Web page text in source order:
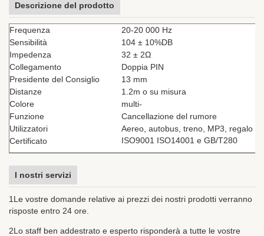
Descrizione del prodotto
Frequenza
20-20 000 Hz
Sensibilità
104 ± 10%DB
Impedenza
32 ± 2Ω
Collegamento
Doppia PIN
Presidente del Consiglio
13 mm
Distanze
1.2m o su misura
Colore
multi-
Funzione
Cancellazione del rumore
Utilizzatori
Aereo, autobus, treno, MP3, regalo
Certificato
ISO9001 ISO14001 e GB/T280
I nostri servizi
1Le vostre domande relative ai prezzi dei nostri prodotti verranno
risposte entro 24 ore.
2Lo staff ben addestrato e esperto risponderà a tutte le vostre